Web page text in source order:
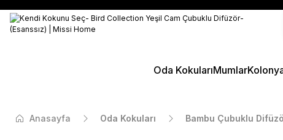
Oda KokularıMumlar
Anasayfa Oda Kokuları Bambu Çubuklu